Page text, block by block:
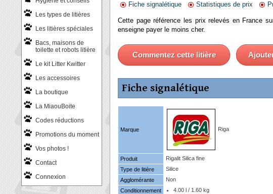
Les types de litières
Les litières spéciales
Bacs, maisons de
toilette et robots litière
Le kit Litter Kwitter
Les accessoires
La boutique
La MiaouBoite
Codes réductions
Promotions du moment
Vos photos !
Contact
Connexion
Fiche signalétique Statistiques de prix
Cette page référence les prix relevés en France
enseigne payer le moins cher.
Commentez cette litière
Fiche signalétique
Marque Riga
Produit
Rigalit Silica fine
Type de litière
Silice
Agglomérante
Non
Conditionnement
4.00 l / 1.60 kg